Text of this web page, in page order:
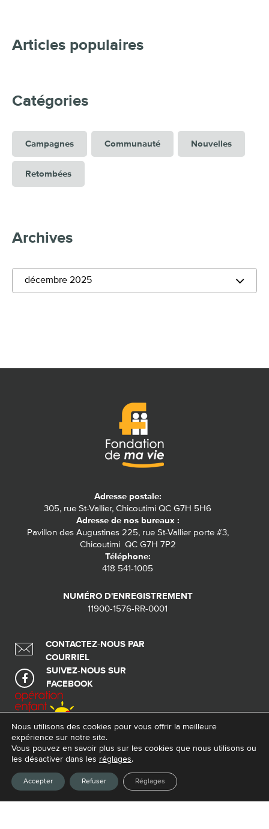
Retombées
décembre 2025
Adresse de nos bureaux :
Pavillon des Augustines 225, rue St-Vallier porte #3,
Chicoutimi QC G7H 7P2
Téléphone:
418 541-1005
CONTACTEZ-NOUS PAR
COURRIEL
SUIVEZ-NOUS SUR
[mc4wp_form id="214"]
© 2026 Tous droits réservés - Fondation de ma vie – Pour la santé de la
Conception Web :
Nous utilisons des cookies pour vous offrir la meilleure
expérience sur notre site.
Vous pouvez en savoir plus sur les cookies que nous utilisons ou
les désactiver dans les réglages.
Accepter Refuser Réglages